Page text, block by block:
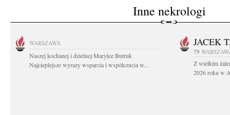
Inne nekrologi
WARSZAWA
Naszej kochanej i dzielnej Marylce Butruk
Najcieplejsze wyrazy wsparcia i współczucia w...
JACEK
79
Z wielkim
2026 roku w